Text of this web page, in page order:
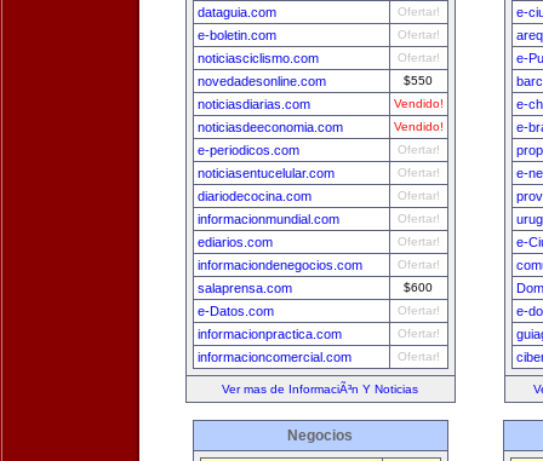
dataguia.com Ofertar!
e-boletin.com Ofertar!
noticiasciclismo.com Ofertar!
novedadesonline.com $550
noticiasdiarias.com Vendido!
noticiasdeeconomia.com Vendido!
e-periodicos.com Ofertar!
noticiasentucelular.com Ofertar!
diariodecocina.com Ofertar!
informacionmundial.com Ofertar!
ediarios.com Ofertar!
informaciondenegocios.com Ofertar!
salaprensa.com $600
e-Datos.com Ofertar!
informacionpractica.com Ofertar!
informacioncomercial.com Ofertar!
Ver mas de InformaciÃ³n Y Noticias
e-
e-
e-
e-
e-
e-
e-
Negocios